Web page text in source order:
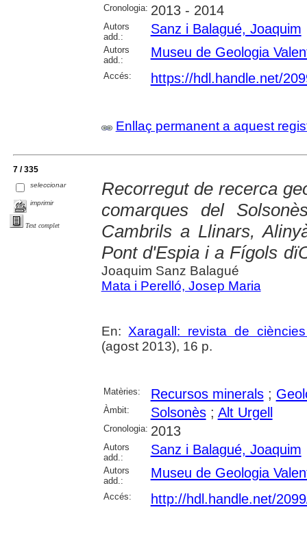
Cronologia: 2013 - 2014
Autors
add.:
Sanz i Balagué, Joaquim
Autors
add.:
Museu de Geologia
Accés: https://hdl.handle.net/
Enllaç permanent a aquest
7 / 335
seleccionar
imprimir
Text complet
Recorregut de recerca
comarques del
Cambrils a Llinars,
Pont d'Espia i a Fígols
Joaquim Sanz Balagué
Mata i Perelló, Josep Maria
En: Xaragall: revista de
(agost 2013), 16 p.
Matèries: Recursos minerals;
Àmbit: Solsonès; Alt Urgell
Cronologia: 2013
Autors
add.:
Sanz i Balagué, Joaquim
Autors
add.:
Museu de Geologia
Accés: http://hdl.handle.net/